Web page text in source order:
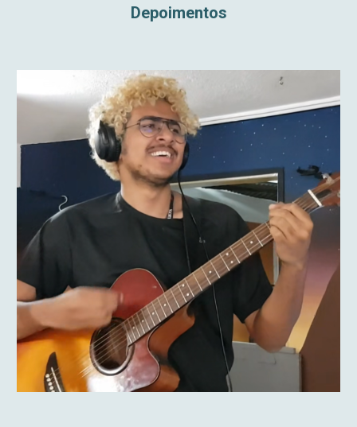
Depoimentos